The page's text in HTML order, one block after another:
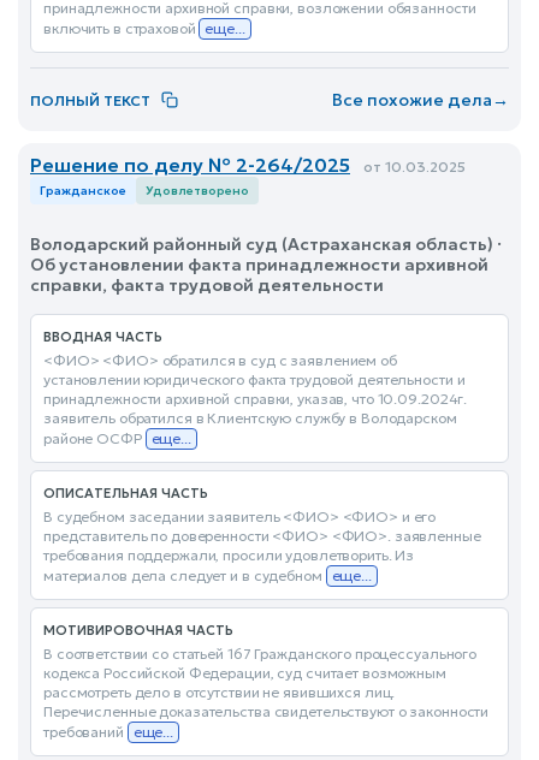
принадлежности архивной справки, возложении обязанности
включить в страховой еще...
ПОЛНЫЙ ТЕКСТ Все похожие дела→
Решение по делу № 2-264/2025 от 10.03.2025
Гражданское Удовлетворено
Володарский районный суд (Астраханская область) ·
Об установлении факта принадлежности архивной
справки, факта трудовой деятельности
ВВОДНАЯ ЧАСТЬ
<ФИО> <ФИО> обратился в суд с заявлением об
установлении юридического факта трудовой деятельности и
принадлежности архивной справки, указав, что 10.09.2024г.
заявитель обратился в Клиентскую службу в Володарском
районе ОСФР еще...
ОПИСАТЕЛЬНАЯ ЧАСТЬ
В судебном заседании заявитель <ФИО> <ФИО> и его
представитель по доверенности <ФИО> <ФИО>. заявленные
требования поддержали, просили удовлетворить. Из
материалов дела следует и в судебном
еще...
МОТИВИРОВОЧНАЯ ЧАСТЬ
В соответствии со статьей 167 Гражданского процессуального
кодекса Российской Федерации, суд считает возможным
рассмотреть дело в отсутствии не явившихся лиц.
Перечисленные доказательства свидетельствуют о законности
требований
еще...